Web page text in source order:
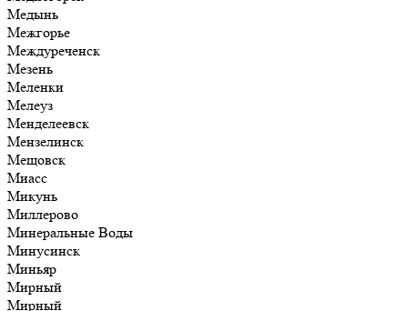
Медынь
Межгорье
Междуреченск
Мезень
Меленки
Мелеуз
Менделеевск
Мензелинск
Мещовск
Миасс
Микунь
Миллерово
Минеральные Воды
Минусинск
Миньяр
Мирный
Мирный